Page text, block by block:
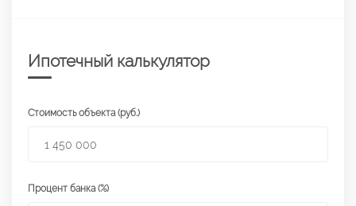
Ипотечный калькулятор
Стоимость объекта (руб.)
Процент банка (%)